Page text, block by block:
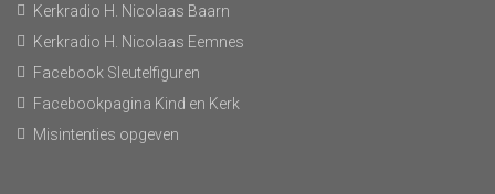
Kerkradio H. Nicolaas Baarn
Kerkradio H. Nicolaas Eemnes
Facebook Sleutelfiguren
Facebookpagina Kind en Kerk
Misintenties opgeven